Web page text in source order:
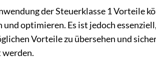
der Steuerklasse 1 Vorteile
und optimieren. Es ist jedoch
Vorteile zu übersehen und
werden.